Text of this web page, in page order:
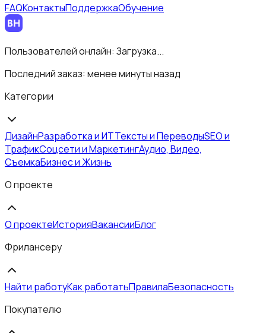
FAQКонтактыПоддержкаОбучение
Пользователей онлайн: Загрузка...
Последний заказ: менее минуты назад
Категории
ДизайнРазработка и ИТТексты и ПереводыSEO и
ТрафикСоцсети и МаркетингАудио, Видео,
СъемкаБизнес и Жизнь
О проекте
О проектеИсторияВакансииБлог
Фрилансеру
Найти работуКак работатьПравилаБезопасность
Покупателю